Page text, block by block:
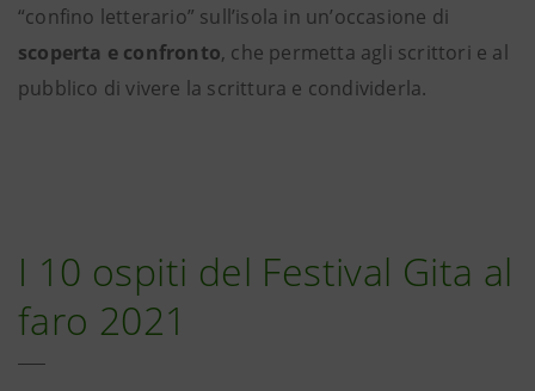
“confino letterario” sull’isola in un’occasione di
scoperta e confronto, che permetta agli scrittori e al
pubblico di vivere la scrittura e condividerla.
I 10 ospiti del Festival Gita al
faro 2021